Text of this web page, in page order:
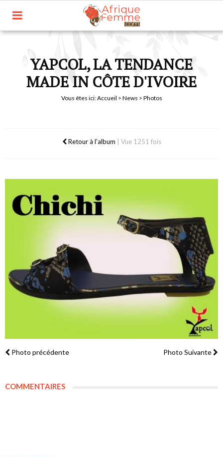
YAPCOL, LA TENDANCE
MADE IN CÔTE D'IVOIRE
Vous êtes ici:Accueil > News > Photos
Retour à l'album Vue 1251 fois
Photo précédente Photo Suivante
COMMENTAIRES